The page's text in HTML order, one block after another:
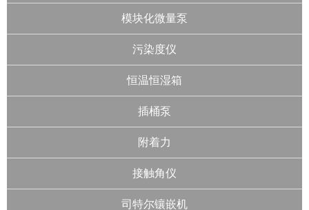
模块化微量泵
污染度仪
恒温恒湿箱
插桶泵
附着力
接触角仪
司特尔镶嵌机